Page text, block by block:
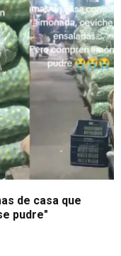
de casa que
pudre"